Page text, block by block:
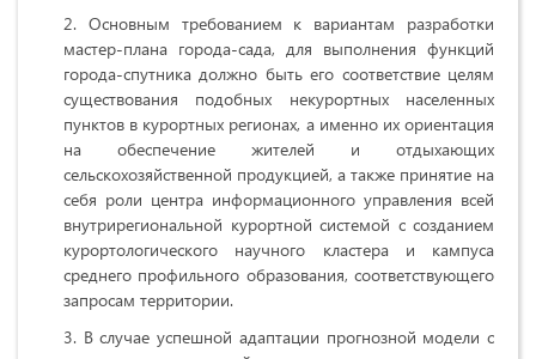
Основным требованием к вариантам разработки
мастер-плана города-сада, для выполнения функций
города-спутника должно быть его соответствие целям
существования подобных некурортных населенных
пунктов в курортных регионах, а именно их ориентация
на обеспечение жителей и отдыхающих
сельскохозяйственной продукцией, а также принятие на
себя роли центра информационного управления всей
внутрирегиональной курортной системой с созданием
курортологического научного кластера и кампуса
среднего профильного образования, соответствующего
запросам территории.
В случае успешной адаптации прогнозной модели с